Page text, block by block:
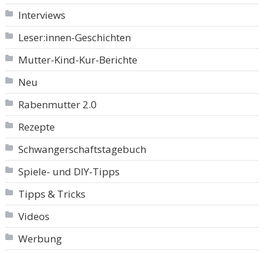
Interviews
Leser:innen-Geschichten
Mutter-Kind-Kur-Berichte
Neu
Rabenmutter 2.0
Rezepte
Schwangerschaftstagebuch
Spiele- und DIY-Tipps
Tipps & Tricks
Videos
Werbung